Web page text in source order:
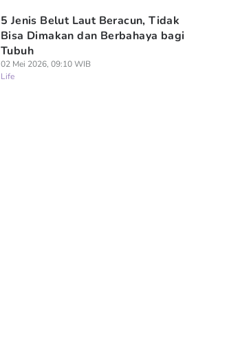
5 Jenis Belut Laut Beracun, Tidak
Bisa Dimakan dan Berbahaya bagi
Tubuh
02 Mei 2026, 09:10 WIB
Life